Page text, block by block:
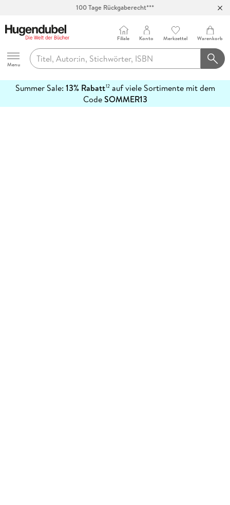
100 Tage Rückgaberecht***
Hugendubel
Menu
Filiale Konto Merkzettel Warenkorb
Summer Sale: 13% Rabatt12auf viele Sortimente mit dem
CodeSOMMER13
erfahren